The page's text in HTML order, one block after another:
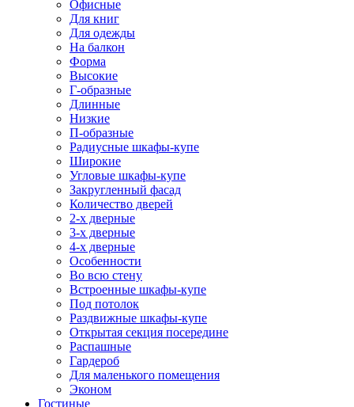
Офисные
Для книг
Для одежды
На балкон
Форма
Высокие
Г-образные
Длинные
Низкие
П-образные
Радиусные шкафы-купе
Широкие
Угловые шкафы-купе
Закругленный фасад
Количество дверей
2-х дверные
3-х дверные
4-х дверные
Особенности
Во всю стену
Встроенные шкафы-купе
Под потолок
Раздвижные шкафы-купе
Открытая секция посередине
Распашные
Гардероб
Для маленького помещения
Эконом
Гостиные